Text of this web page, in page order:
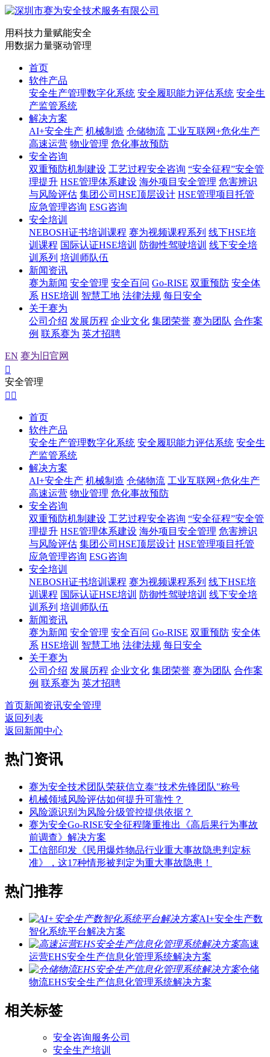
用科技力量赋能安全
用数据力量驱动管理
首页
软件产品
安全生产管理数字化系统 安全履职能力评估系统 安全生
产监管系统
解决方案
AI+安全生产 机械制造 仓储物流 工业互联网+危化生产
高速运营 物业管理 危化事故预防
安全咨询
双重预防机制建设 工艺过程安全咨询 “安全征程”安全管
理提升 HSE管理体系建设 海外项目安全管理 危害辨识
与风险评估 集团公司HSE顶层设计 HSE管理项目托管
应急管理咨询 ESG咨询
安全培训
NEBOSH证书培训课程 赛为视频课程系列 线下HSE培
训课程 国际认证HSE培训 防御性驾驶培训 线下安全培
训系列 培训师队伍
新闻资讯
赛为新闻 安全管理 安全百问 Go-RISE 双重预防 安全体
系 HSE培训 智慧工地 法律法规 每日安全
关于赛为
公司介绍 发展历程 企业文化 集团荣誉 赛为团队 合作案
例 联系赛为 英才招聘
EN 赛为旧官网

安全管理
 
首页
软件产品
安全生产管理数字化系统 安全履职能力评估系统 安全生
产监管系统
解决方案
AI+安全生产 机械制造 仓储物流 工业互联网+危化生产
高速运营 物业管理 危化事故预防
安全咨询
双重预防机制建设 工艺过程安全咨询 “安全征程”安全管
理提升 HSE管理体系建设 海外项目安全管理 危害辨识
与风险评估 集团公司HSE顶层设计 HSE管理项目托管
应急管理咨询 ESG咨询
安全培训
NEBOSH证书培训课程 赛为视频课程系列 线下HSE培
训课程 国际认证HSE培训 防御性驾驶培训 线下安全培
训系列 培训师队伍
新闻资讯
赛为新闻 安全管理 安全百问 Go-RISE 双重预防 安全体
系 HSE培训 智慧工地 法律法规 每日安全
关于赛为
公司介绍 发展历程 企业文化 集团荣誉 赛为团队 合作案
例 联系赛为 英才招聘
首页新闻资讯安全管理
返回列表
返回新闻中心
热门资讯
赛为安全技术团队荣获信立泰"技术先锋团队"称号
机械领域风险评估如何提升可靠性？
风险源识别为风险分级管控提供依据？
赛为安全Go-RISE安全征程隆重推出《高后果行为事故
前调查》解决方案
工信部印发《民用爆炸物品行业重大事故隐患判定标
准》，这17种情形被判定为重大事故隐患！
热门推荐
AI+安全生产数
智化系统平台解决方案
高速
运营EHS安全生产信息化管理系统解决方案
仓储
物流EHS安全生产信息化管理系统解决方案
相关标签
安全咨询服务公司
安全生产培训